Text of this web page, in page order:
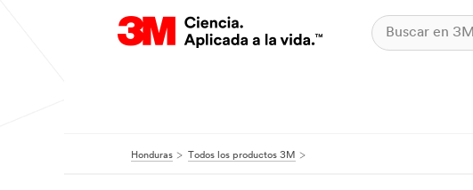
Honduras Todos los productos 3M